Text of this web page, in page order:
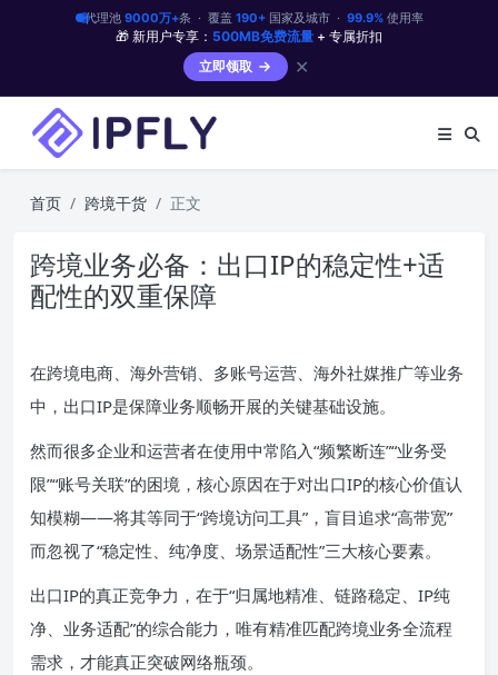
代理池 9000万+条 · 覆盖 190+国家及城市 · 99.9%使用率
🎁 新用户专享： 500MB免费流量 + 专属折扣
立即领取
✕
首页 跨境干货 正文
跨境业务必备：出口IP的稳定性+适
配性的双重保障
在跨境电商、海外营销、多账号运营、海外社媒推广等业务
中，出口IP是保障业务顺畅开展的关键基础设施。
然而很多企业和运营者在使用中常陷入“频繁断连”“业务受
限”“账号关联”的困境，核心原因在于对出口IP的核心价值认
知模糊——将其等同于“跨境访问工具”，盲目追求“高带宽”
而忽视了“稳定性、纯净度、场景适配性”三大核心要素。
出口IP的真正竞争力，在于“归属地精准、链路稳定、IP纯
净、业务适配”的综合能力，唯有精准匹配跨境业务全流程
需求，才能真正突破网络瓶颈。